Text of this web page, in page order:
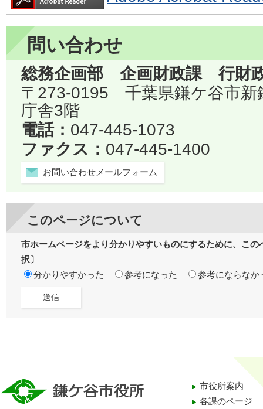
問い合わせ
総務企画部 企画財政課 行財
〒273-0195 千葉県鎌ケ谷市
庁舎3階
電話： 047-445-1073
ファクス： 047-445-1400
お問い合わせメールフォーム
このページについて
市ホームページをより分かりやすいものにするために、こ
択〕
分かりやすかった
参考になった 参考にならなか
市役所案内
各課のページ